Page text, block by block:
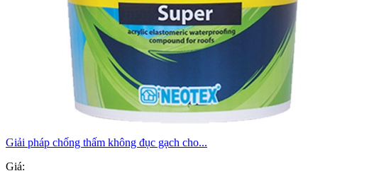
Giải pháp chống thấm không đục gạch cho...
Giá: